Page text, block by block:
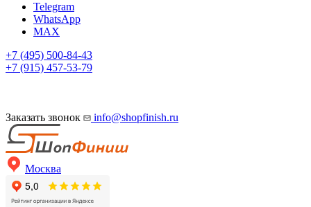
Telegram
WhatsApp
MAX
+7 (495) 500-84-43
+7 (915) 457-53-79
Заказать звонок info@shopfinish.ru
Москва